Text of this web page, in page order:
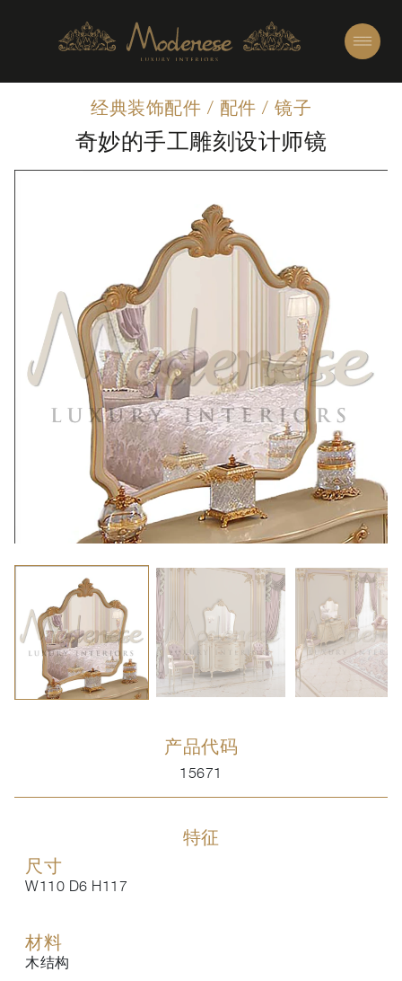
经典装饰配件 / 配件 / 镜子
奇妙的手工雕刻设计师镜
产品代码
15671
特征
尺寸
W110 D6 H117
材料
木结构